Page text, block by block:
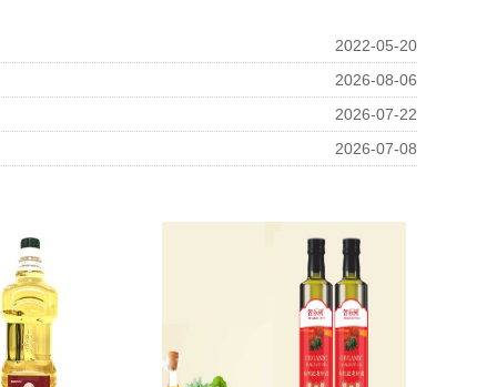
2022-05-20
2026-08-06
2026-07-22
2026-07-08